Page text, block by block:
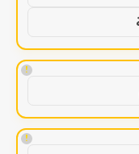
!
!